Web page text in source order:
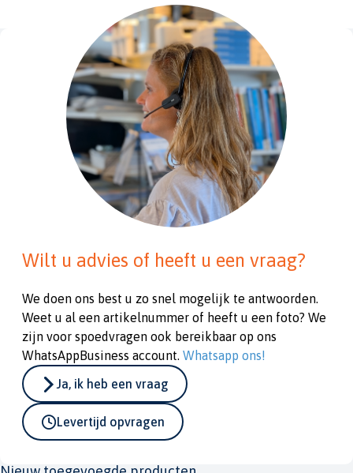
Wilt u advies of heeft u een vraag?
We doen ons best u zo snel mogelijk te antwoorden.
Weet u al een artikelnummer of heeft u een foto? We
zijn voor spoedvragen ook bereikbaar op ons
WhatsAppBusiness account. Whatsapp ons!
Ja, ik heb een vraag
Levertijd opvragen